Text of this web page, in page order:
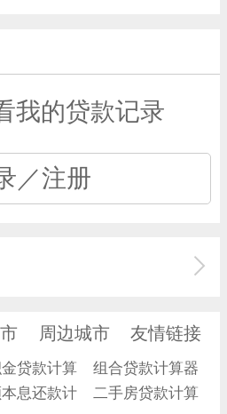
我的贷款记录
／注册
周边城市 友情链接
贷款计算
组合贷款计算器
息还款计
二手房贷款计算